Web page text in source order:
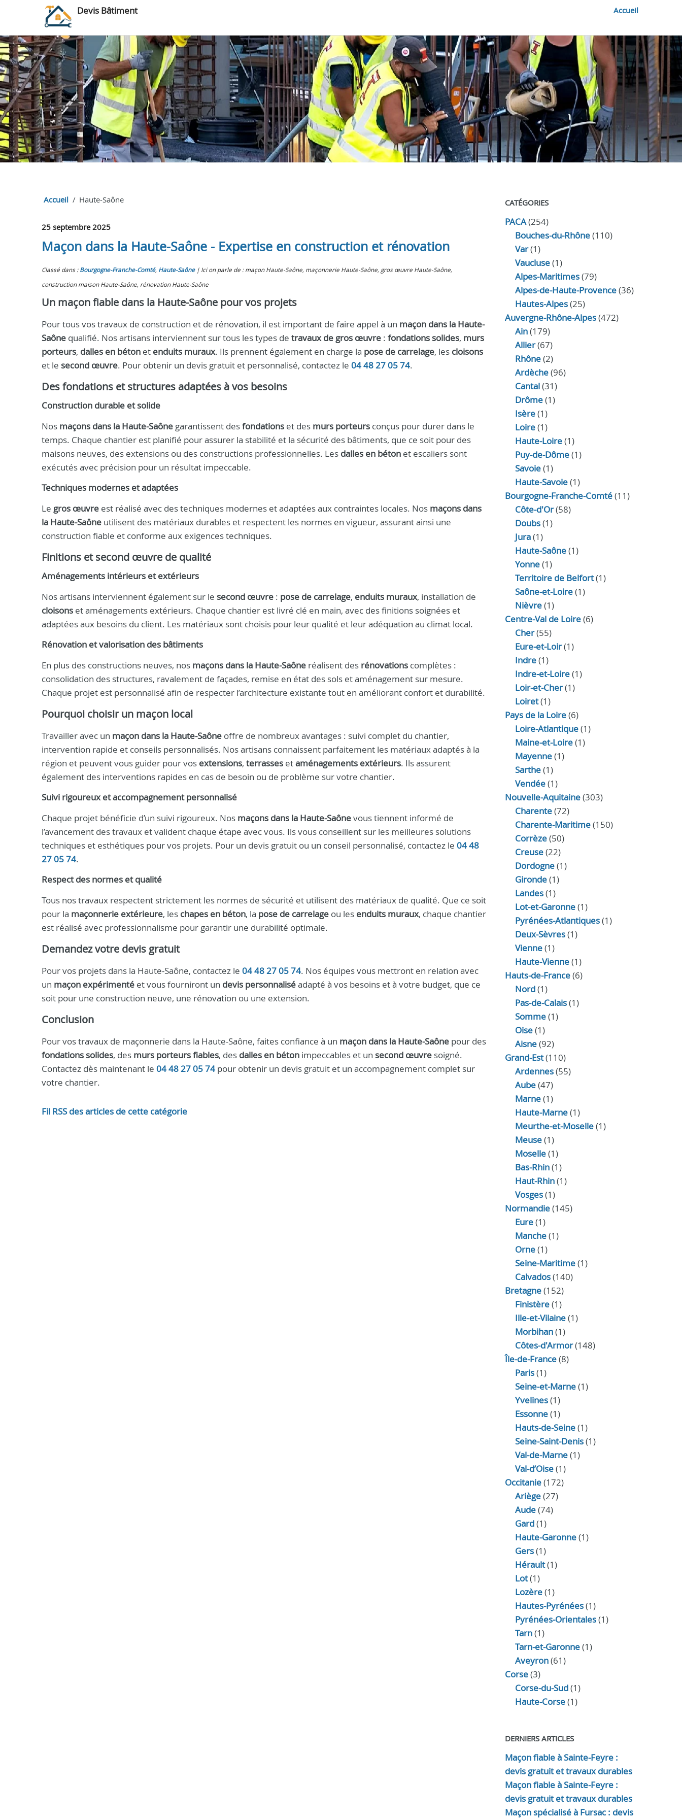
Devis Bâtiment Accueil
Accueil Haute‑Saône
25 septembre 2025
Maçon dans la Haute-Saône - Expertise en construction et rénovation
Classé dans : Bourgogne-Franche-Comté, Haute‑Saône
Ici on parle de : maçon Haute-Saône, maçonnerie Haute-Saône, gros œuvre Haute-Saône,
construction maison Haute-Saône, rénovation Haute-Saône
Un maçon fiable dans la Haute-Saône pour vos projets
Pour tous vos travaux de construction et de rénovation, il est important de faire appel à un maçon dans la Haute-
Saône qualifié. Nos artisans interviennent sur tous les types de travaux de gros œuvre : fondations solides, murs
porteurs, dalles en béton et enduits muraux. Ils prennent également en charge la pose de carrelage, les cloisons
et le second œuvre. Pour obtenir un devis gratuit et personnalisé, contactez le 04 48 27 05 74.
Des fondations et structures adaptées à vos besoins
Construction durable et solide
Nos maçons dans la Haute-Saône garantissent desfondations et des murs porteurs conçus pour durer dans le
temps. Chaque chantier est planifié pour assurer la stabilité et la sécurité des bâtiments, que ce soit pour des
maisons neuves, des extensions ou des constructions professionnelles. Les dalles en béton et escaliers sont
exécutés avec précision pour un résultat impeccable.
Techniques modernes et adaptées
Le gros œuvre est réalisé avec des techniques modernes et adaptées aux contraintes locales. Nos maçons dans
la Haute-Saône utilisent des matériaux durables et respectent les normes en vigueur, assurant ainsi une
construction fiable et conforme aux exigences techniques.
Finitions et second œuvre de qualité
Aménagements intérieurs et extérieurs
Nos artisans interviennent également sur le second œuvre : pose de carrelage, enduits muraux, installation de
cloisons et aménagements extérieurs. Chaque chantier est livré clé en main, avec des finitions soignées et
adaptées aux besoins du client. Les matériaux sont choisis pour leur qualité et leur adéquation au climat local.
Rénovation et valorisation des bâtiments
En plus des constructions neuves, nos maçons dans la Haute-Saône réalisent des rénovations complètes :
consolidation des structures, ravalement de façades, remise en état des sols et aménagement sur mesure.
Chaque projet est personnalisé afin de respecter l’architecture existante tout en améliorant confort et durabilité.
Pourquoi choisir un maçon local
Travailler avec un maçon dans la Haute-Saône offre de nombreux avantages : suivi complet du chantier,
intervention rapide et conseils personnalisés. Nos artisans connaissent parfaitement les matériaux adaptés à la
région et peuvent vous guider pour vos extensions, terrasses etaménagements extérieurs. Ils assurent
également des interventions rapides en cas de besoin ou de problème sur votre chantier.
Suivi rigoureux et accompagnement personnalisé
Chaque projet bénéficie d’un suivi rigoureux. Nos maçons dans la Haute-Saônevous tiennent informé de
l’avancement des travaux et valident chaque étape avec vous. Ils vous conseillent sur les meilleures solutions
techniques et esthétiques pour vos projets. Pour un devis gratuit ou un conseil personnalisé, contactez le 04 48
27 05 74.
Respect des normes et qualité
Tous nos travaux respectent strictement les normes de sécurité et utilisent des matériaux de qualité. Que ce soit
pour la maçonnerie extérieure, les chapes en béton, la pose de carrelage ou les enduits muraux, chaque chantier
est réalisé avec professionnalisme pour garantir une durabilité optimale.
Demandez votre devis gratuit
Pour vos projets dans la Haute-Saône, contactez le 04 48 27 05 74. Nos équipes vous mettront en relation avec
un maçon expérimenté et vous fourniront un devis personnaliséadapté à vos besoins et à votre budget, que ce
soit pour une construction neuve, une rénovation ou une extension.
Conclusion
Pour vos travaux de maçonnerie dans la Haute-Saône, faites confiance à un maçon dans la Haute-Saône pour des
fondations solides, des murs porteurs fiables, des dalles en béton impeccables et un second œuvre soigné.
Contactez dès maintenant le 04 48 27 05 74 pour obtenir un devis gratuit et un accompagnement complet sur
votre chantier.
Fil RSS des articles de cette catégorie
CATÉGORIES
PACA(254)
Bouches-du-Rhône(110)
Var(1)
Vaucluse(1)
Alpes-Maritimes(79)
Alpes-de-Haute-Provence(36)
Hautes-Alpes(25)
Auvergne-Rhône-Alpes(472)
Ain(179)
Allier(67)
Rhône(2)
Ardèche(96)
Cantal(31)
Drôme(1)
Isère(1)
Loire(1)
Haute-Loire(1)
Puy-de-Dôme(1)
Savoie(1)
Haute-Savoie(1)
Bourgogne-Franche-Comté(11)
Côte-d'Or(58)
Doubs(1)
Jura(1)
Haute‑Saône(1)
Yonne(1)
Territoire de Belfort(1)
Saône-et-Loire(1)
Nièvre(1)
Centre-Val de Loire(6)
Cher(55)
Eure‑et‑Loir(1)
Indre(1)
Indre‑et‑Loire(1)
Loir‑et‑Cher(1)
Loiret(1)
Pays de la Loire(6)
Loire-Atlantique(1)
Maine-et-Loire(1)
Mayenne(1)
Sarthe(1)
Vendée(1)
Nouvelle-Aquitaine(303)
Charente(72)
Charente-Maritime(150)
Corrèze(50)
Creuse(22)
Dordogne(1)
Gironde(1)
Landes(1)
Lot-et-Garonne(1)
Pyrénées-Atlantiques(1)
Deux-Sèvres(1)
Vienne(1)
Haute-Vienne(1)
Hauts-de-France(6)
Nord(1)
Pas-de-Calais(1)
Somme(1)
Oise(1)
Aisne(92)
Grand-Est(110)
Ardennes(55)
Aube(47)
Marne(1)
Haute-Marne(1)
Meurthe-et-Moselle(1)
Meuse(1)
Moselle(1)
Bas-Rhin(1)
Haut-Rhin(1)
Vosges(1)
Normandie(145)
Eure(1)
Manche(1)
Orne(1)
Seine-Maritime(1)
Calvados(140)
Bretagne(152)
Finistère(1)
Ille-et-Vilaine(1)
Morbihan(1)
Côtes-d'Armor(148)
Île-de-France(8)
Paris(1)
Seine-et-Marne(1)
Yvelines(1)
Essonne(1)
Hauts-de-Seine(1)
Seine-Saint-Denis(1)
Val-de-Marne(1)
Val-d’Oise(1)
Occitanie(172)
Ariège(27)
Aude(74)
Gard(1)
Haute-Garonne(1)
Gers(1)
Hérault(1)
Lot(1)
Lozère(1)
Hautes-Pyrénées(1)
Pyrénées-Orientales(1)
Tarn(1)
Tarn-et-Garonne(1)
Aveyron(61)
Corse(3)
Corse-du-Sud(1)
Haute-Corse(1)
DERNIERS ARTICLES
Maçon fiable à Sainte-Feyre :
devis gratuit et travaux durables
Maçon fiable à Sainte-Feyre :
devis gratuit et travaux durables
Maçon spécialisé à Fursac : devis